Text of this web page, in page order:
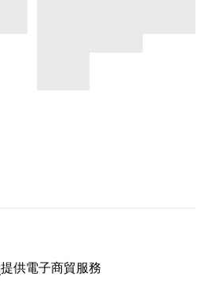
提供電子商貿服務